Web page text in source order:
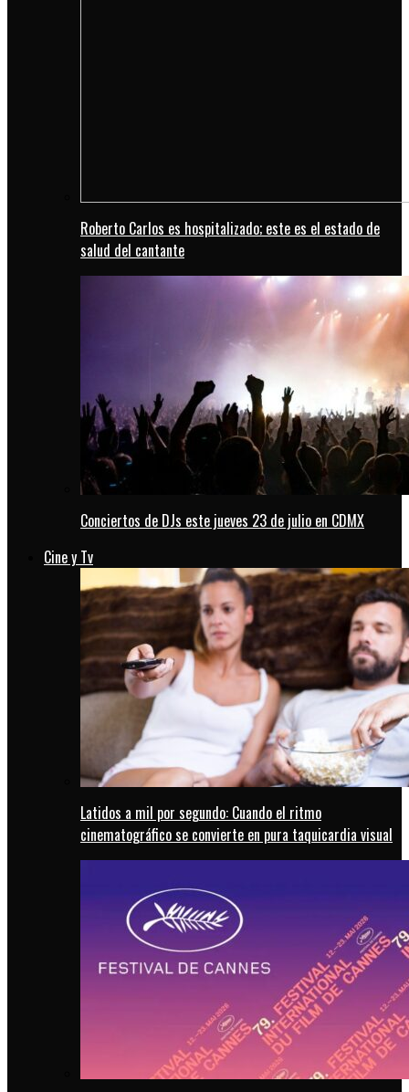
Roberto Carlos es hospitalizado; este es el estado de
salud del cantante
Conciertos de DJs este jueves 23 de julio en CDMX
Cine y Tv
Latidos a mil por segundo: Cuando el ritmo
cinematográfico se convierte en pura taquicardia visual